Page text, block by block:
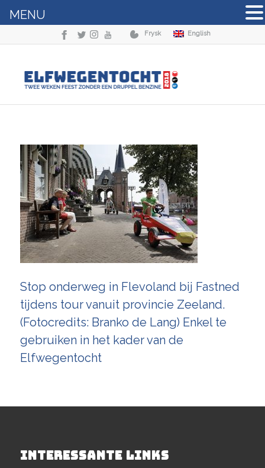
Frysk English
Stop onderweg in Flevoland bij Fastned
tijdens tour vanuit provincie Zeeland.
(Fotocredits: Branko de Lang) Enkel te
gebruiken in het kader van de
Elfwegentocht
INTERESSANTE LINKS
MENU